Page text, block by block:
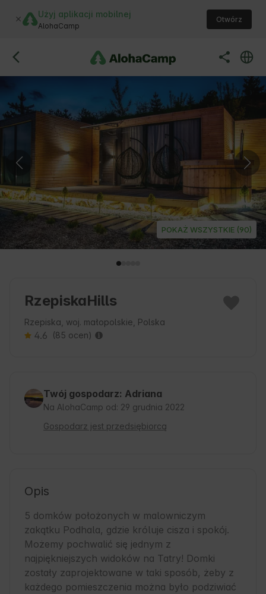
Użyj aplikacji mobilnej
AlohaCamp
Otwórz
POKAŻ WSZYSTKIE (90)
RzepiskaHills
Rzepiska, woj. małopolskie, Polska
4.6 (85 ocen)
Twój gospodarz: Adriana
Na AlohaCamp od: 29 grudnia 2022
Gospodarz jest przedsiębiorcą
Opis
5 domków położonych w malowniczym
zakątku Podhala, gdzie króluje cisza i spokój.
Możemy pochwalić się jednym z
najpiękniejszych widoków na Tatry! Domki
zostały zaprojektowane w taki sposób, żeby z
każdego pomieszczenia można było podziwiać